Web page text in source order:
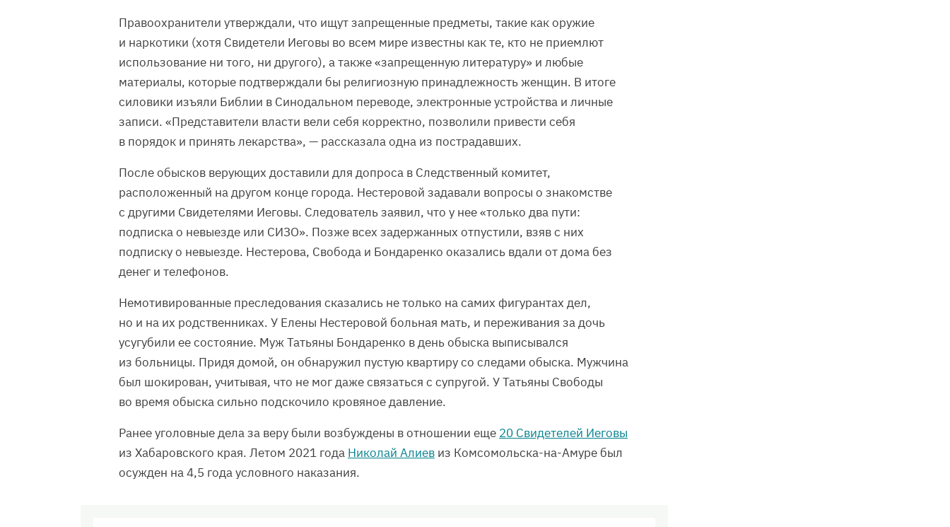
Правоохранители утверждали, что ищут запрещенные предметы, такие как оружие
и наркотики (хотя Свидетели Иеговы во всем мире известны как те, кто не приемлют
использование ни того, ни другого), а также «запрещенную литературу» и любые
материалы, которые подтверждали бы религиозную принадлежность женщин. В итоге
силовики изъяли Библии в Синодальном переводе, электронные устройства и личные
записи. «Представители власти вели себя корректно, позволили привести себя
в порядок и принять лекарства», — рассказала одна из пострадавших.
После обысков верующих доставили для допроса в Следственный комитет,
расположенный на другом конце города. Нестеровой задавали вопросы о знакомстве
с другими Свидетелями Иеговы. Следователь заявил, что у нее «только два пути:
подписка о невыезде или СИЗО». Позже всех задержанных отпустили, взяв с них
подписку о невыезде. Нестерова, Свобода и Бондаренко оказались вдали от дома без
денег и телефонов.
Немотивированные преследования сказались не только на самих фигурантах дел,
но и на их родственниках. У Елены Нестеровой больная мать, и переживания за дочь
усугубили ее состояние. Муж Татьяны Бондаренко в день обыска выписывался
из больницы. Придя домой, он обнаружил пустую квартиру со следами обыска. Мужчина
был шокирован, учитывая, что не мог даже связаться с супругой. У Татьяны Свободы
во время обыска сильно подскочило кровяное давление.
Ранее уголовные дела за веру были возбуждены в отношении еще 20 Свидетелей Иеговы
из Хабаровского края. Летом 2021 года Николай Алиев из Комсомольска-на-Амуре был
осужден на 4,5 года условного наказания.